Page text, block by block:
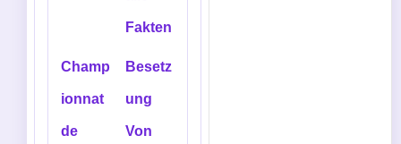
Fakten
Champ
ionnat
de
Besetz
ung
Von